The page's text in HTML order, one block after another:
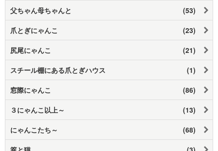
父ちゃん母ちゃんと (53)
爪とぎにゃんこ (23)
尻尾にゃんこ (21)
スチール棚にある爪とぎハウス (1)
窓際にゃんこ (86)
３にゃんこ以上～ (13)
にゃんこたち～ (68)